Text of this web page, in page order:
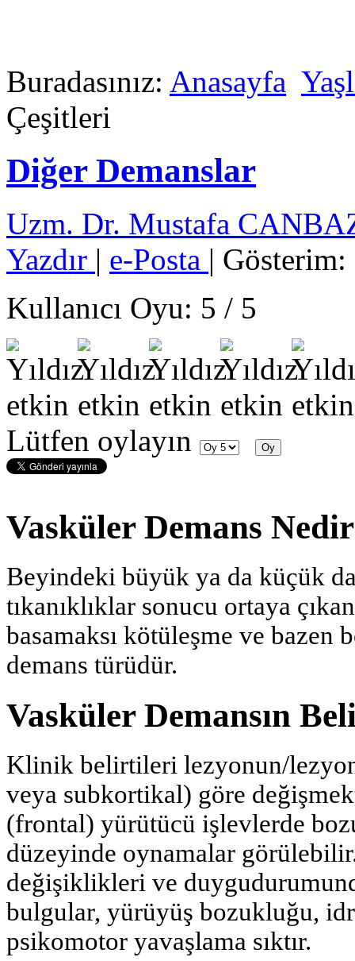
Buradasınız: Anasayfa
Çeşitleri
Diğer Demanslar
Uzm. Dr. Mustafa
Yazdır | e-Posta |
Kullanıcı Oyu: 5 / 5
Lütfen oylayın
Vasküler Demans
Beyindeki büyük ya da küçük
tıkanıklıklar sonucu ortaya
basamaksı kötüleşme ve
demans türüdür.
Vasküler Demansın
Klinik belirtileri lezyonun/
veya subkortikal) göre
(frontal) yürü­tücü işlevlerde
düzeyinde oynamalar
değişiklikleri ve
bulgular, yürüyüş bozukluğu,
psiko­motor yavaşlama sıktır.